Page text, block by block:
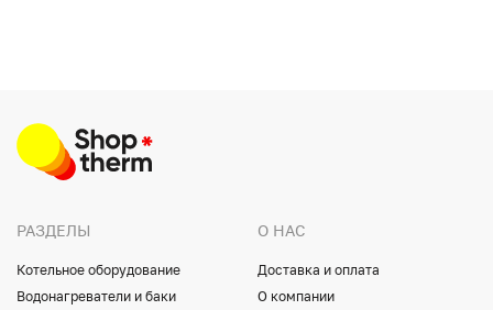
РАЗДЕЛЫ
Котельное оборудование
Водонагреватели и баки
О НАС
Доставка и оплата
О компании